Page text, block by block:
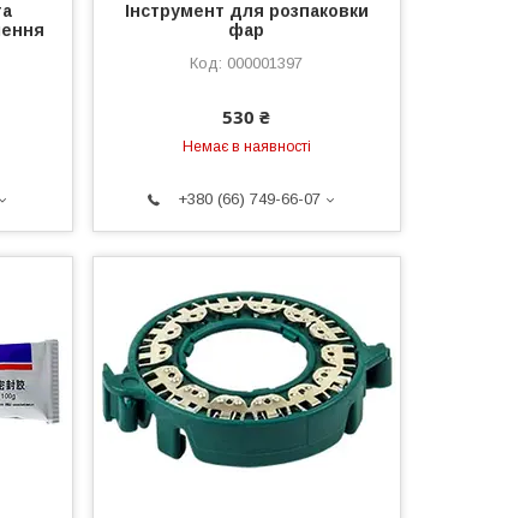
Інструмент для розпаковки
фар
000001397
530 ₴
Немає в наявності
+380 (66) 749-66-07